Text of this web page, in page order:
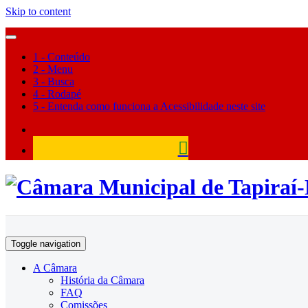
Skip to content
1 - Conteúdo
2 - Menu
3 - Busca
4 - Rodapé
5 - Entenda como funciona a Acessibilidade neste site
Câmara Municipal de Tapiraí-
Toggle navigation
A Câmara
História da Câmara
FAQ
Comissões